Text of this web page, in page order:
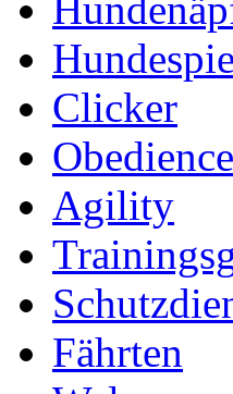
Clicker
Obedience
Agility
Fährten